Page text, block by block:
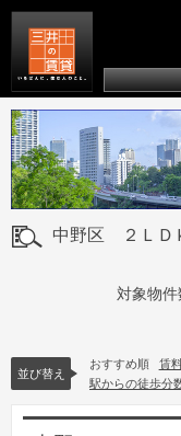
中野区 ２ＬＤ
対象物件
並び替え
おすすめ順 賃
駅からの徒歩分